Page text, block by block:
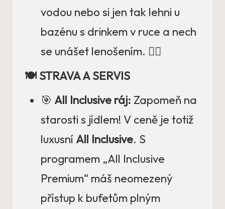
vodou nebo si jen tak lehni u
bazénu s drinkem v ruce a nech
se unášet lenošením. 🧘‍♀️
🍽️ STRAVA A SERVIS
🎯 All Inclusive ráj: Zapomeň na
starosti s jídlem! V ceně je totiž
luxusní All Inclusive. S
programem „All Inclusive
Premium“ máš neomezený
přístup k bufetům plným